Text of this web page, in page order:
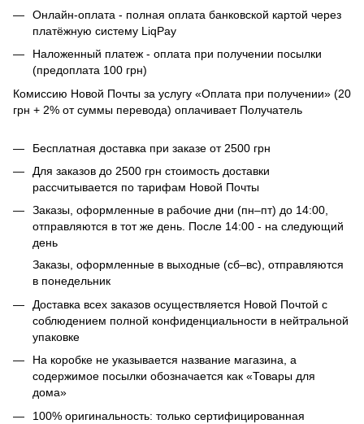
Онлайн-оплата - полная оплата банковской картой через
платёжную систему LiqPay
Наложенный платеж - оплата при получении посылки
(предоплата 100 грн)
Комиссию Новой Почты за услугу «Оплата при получении» (20
грн + 2% от суммы перевода) оплачивает Получатель
Бесплатная доставка при заказе от 2500 грн
Для заказов до 2500 грн стоимость доставки
рассчитывается по тарифам Новой Почты
Заказы, оформленные в рабочие дни (пн–пт) до 14:00,
отправляются в тот же день. После 14:00 - на следующий
день
Заказы, оформленные в выходные (сб–вс), отправляются
в понедельник
Доставка всех заказов осуществляется Новой Почтой с
соблюдением полной конфиденциальности в нейтральной
упаковке
На коробке не указывается название магазина, а
содержимое посылки обозначается как «Товары для
дома»
100% оригинальность: только сертифицированная